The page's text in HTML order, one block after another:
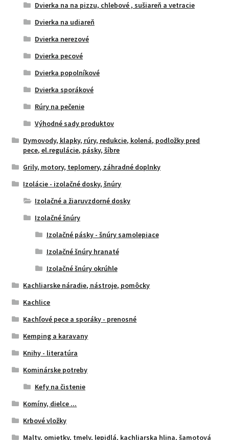
Dvierka na na pizzu, chlebové , sušiareň a vetracie
Dvierka na udiareň
Dvierka nerezové
Dvierka pecové
Dvierka popolníkové
Dvierka sporákové
Rúry na pečenie
Výhodné sady produktov
Dymovody, klapky, rúry, redukcie, kolená, podložky pred
pece, el.regulácie, pásky, šíbre
Grily, motory, teplomery, záhradné doplnky
Izolácie - izolačné dosky, šnúry
Izolačné a žiaruvzdorné dosky
Izolačné šnúry
Izolačné pásky - šnúry samolepiace
Izolačné šnúry hranaté
Izolačné šnúry okrúhle
Kachliarske náradie, nástroje, pomôcky
Kachlice
Kachľové pece a sporáky - prenosné
Kemping a karavany
Knihy - literatúra
Kominárske potreby
Kefy na čistenie
Komíny, dielce ...
Krbové vložky
Malty, omietky, tmely, lepidlá, kachliarska hlina, šamotová